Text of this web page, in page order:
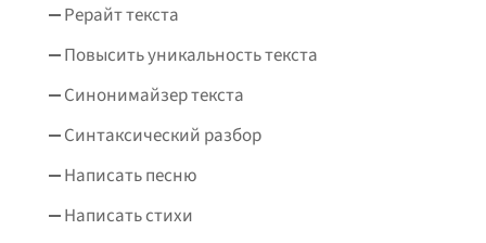
Рерайт текста
Повысить уникальность текста
Синонимайзер текста
Синтаксический разбор
Написать песню
Написать стихи